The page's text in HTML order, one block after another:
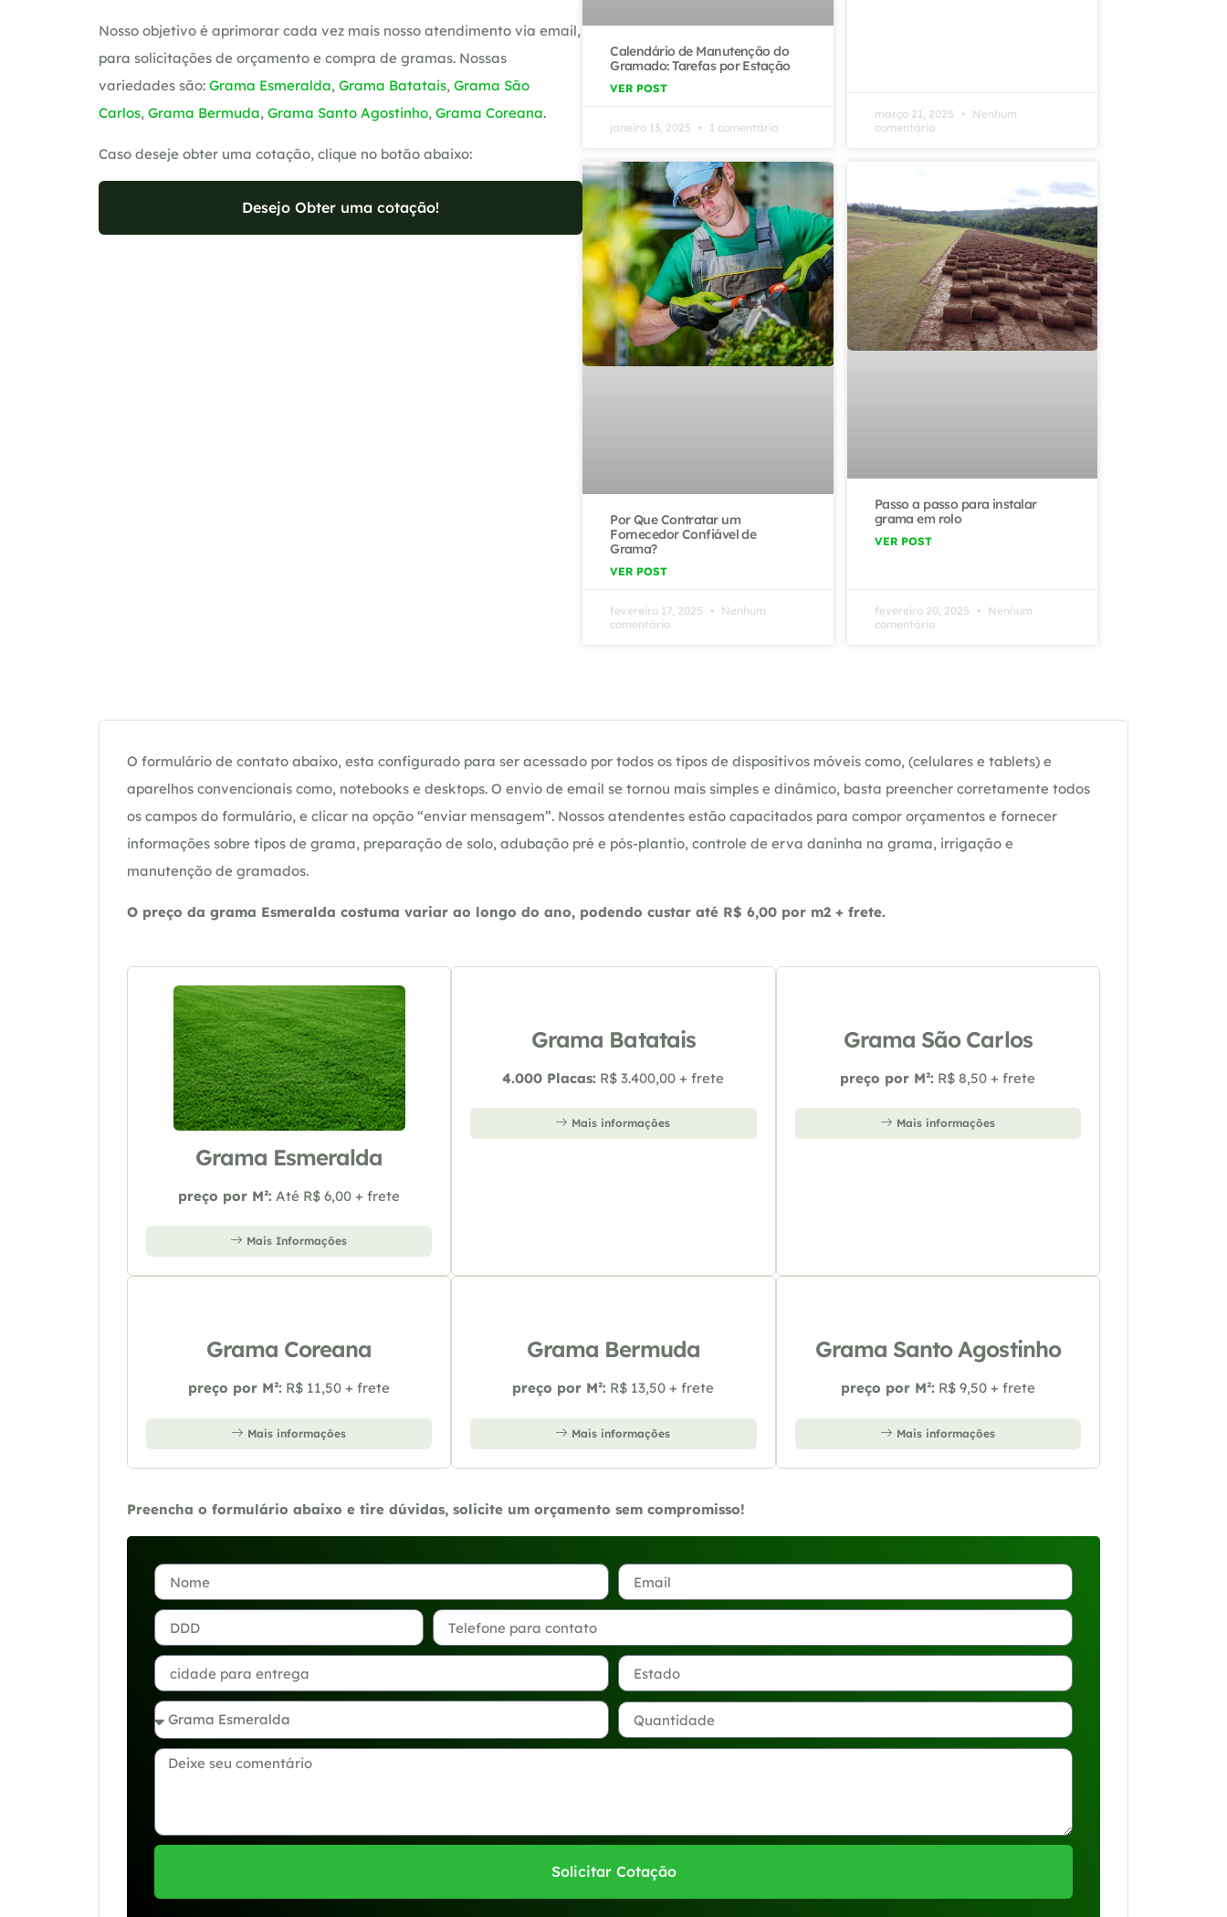
Nosso objetivo é aprimorar cada vez mais nosso atendimento via email,
para solicitações de orçamento e compra de gramas. Nossas
variedades são: Grama Esmeralda, Grama Batatais, Grama São
Carlos, Grama Bermuda, Grama Santo Agostinho, Grama Coreana.
Caso deseje obter uma cotação, clique no botão abaixo:
Desejo Obter uma cotação!
Calendário de Manutenção do
Gramado: Tarefas por Estação
VER POST
janeiro 13, 2025 1 comentário
março 21, 2025
Nenhum
comentário
Por Que Contratar um
Fornecedor Confiável de
Grama?
VER POST
fevereiro 17, 2025
Nenhum
comentário
Passo a passo para instalar
grama em rolo
VER POST
fevereiro 20, 2025
Nenhum
comentário
O formulário de contato abaixo, esta configurado para ser acessado por todos os tipos de dispositivos móveis como, (celulares e tablets) e
aparelhos convencionais como, notebooks e desktops. O envio de email se tornou mais simples e dinâmico, basta preencher corretamente todos
os campos do formulário, e clicar na opção “enviar mensagem”. Nossos atendentes estão capacitados para compor orçamentos e fornecer
informações sobre tipos de grama, preparação de solo, adubação pré e pós-plantio, controle de erva daninha na grama, irrigação e
manutenção de gramados.
O preço da grama Esmeralda costuma variar ao longo do ano, podendo custar até R$ 6,00 por m2 + frete.
Grama Esmeralda
preço por M²: Até R$ 6,00 + frete
Mais Informações
Grama Batatais
4.000 Placas: R$ 3.400,00 + frete
Mais informações
Grama São Carlos
preço por M²: R$ 8,50 + frete
Mais informações
Grama Coreana
preço por M²: R$ 11,50 + frete
Mais informações
Grama Bermuda
preço por M²: R$ 13,50 + frete
Mais informações
Grama Santo Agostinho
preço por M²: R$ 9,50 + frete
Mais informações
Preencha o formulário abaixo e tire dúvidas, solicite um orçamento sem compromisso!
Solicitar Cotação